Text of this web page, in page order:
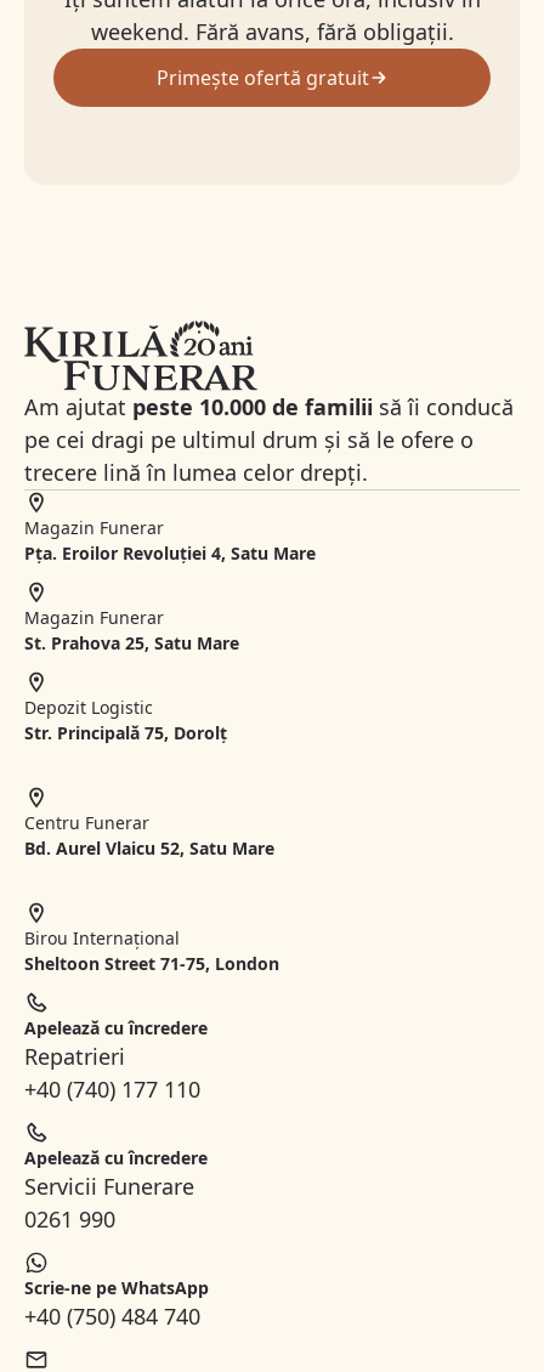
weekend. Fără avans, fără obligații.
Primește ofertă gratuit
Am ajutat peste 10.000 de familii să îi conducă
pe cei dragi pe ultimul drum și să le ofere o
trecere lină în lumea celor drepți.
Magazin Funerar
Pța. Eroilor Revoluției 4, Satu Mare
Magazin Funerar
St. Prahova 25, Satu Mare
Depozit Logistic
Str. Principală 75, Dorolț
Centru Funerar
Bd. Aurel Vlaicu 52, Satu Mare
Birou Internațional
Sheltoon Street 71-75, London
Apelează cu încredere
Repatrieri
+40 (740) 177 110
Apelează cu încredere
Servicii Funerare
0261 990
Scrie-ne pe WhatsApp
+40 (750) 484 740